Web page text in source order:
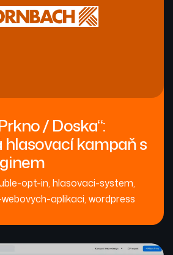
/ Doska“:
hlasovací kampaň s
opt-in, hlasovaci-system,
aplikaci, wordpress